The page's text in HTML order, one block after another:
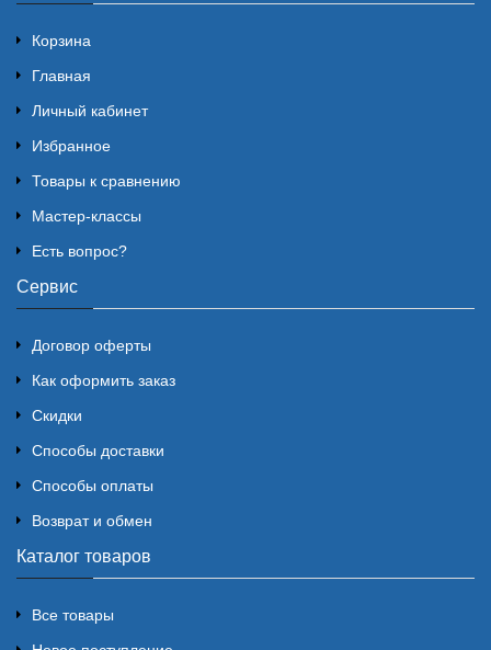
Корзина
Главная
Личный кабинет
Избранное
Товары к сравнению
Мастер-классы
Есть вопрос?
Сервис
Договор оферты
Как оформить заказ
Скидки
Способы доставки
Способы оплаты
Возврат и обмен
Каталог товаров
Все товары